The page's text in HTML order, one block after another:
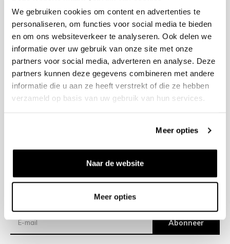
We gebruiken cookies om content en advertenties te
personaliseren, om functies voor social media te bieden
en om ons websiteverkeer te analyseren. Ook delen we
informatie over uw gebruik van onze site met onze
partners voor social media, adverteren en analyse. Deze
partners kunnen deze gegevens combineren met andere
informatie die u aan ze heeft verstrekt of die ze hebben
verzameld op basis van uw gebruik van hun services.
Meer opties
Naar de website
Meer opties
+31 23 205 2006
info@bruut.nl
Contact Formulier
Open 11:00 - 21:00
OPENINGSTIJDEN
Verzending
Abonneer